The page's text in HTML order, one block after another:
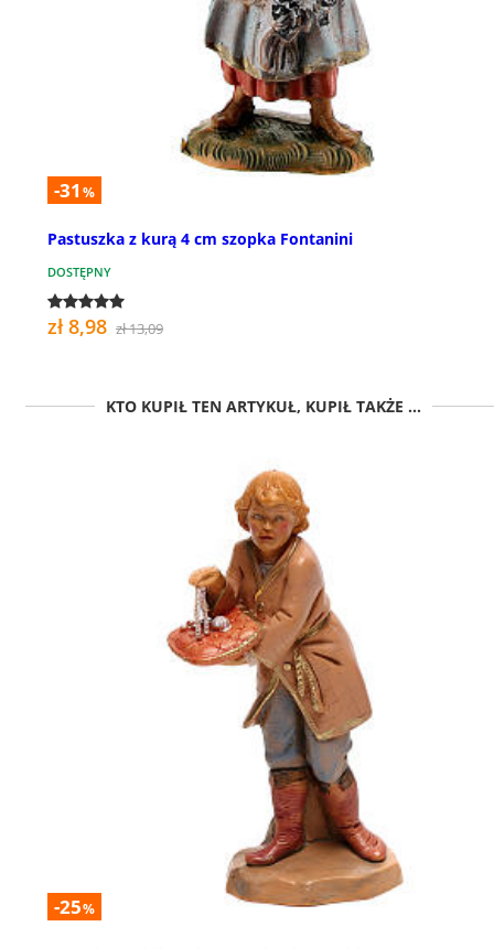
-31 %
Pastuszka z kurą 4 cm szopka Fontanini
DOSTĘPNY
zł 8,98 zł 13,09
KTO KUPIŁ TEN ARTYKUŁ, KUPIŁ TAKŻE ...
-25%